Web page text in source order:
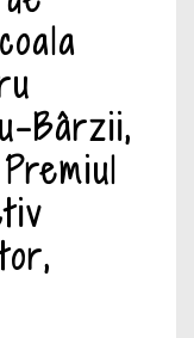
Bârzii,